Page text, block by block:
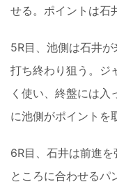
せる。ポイントは石
5R目、池側は石井
打ち終わり狙う。ジ
く使い、終盤には入
に池側がポイントを
6R目、石井は前進
ところに合わせるパ